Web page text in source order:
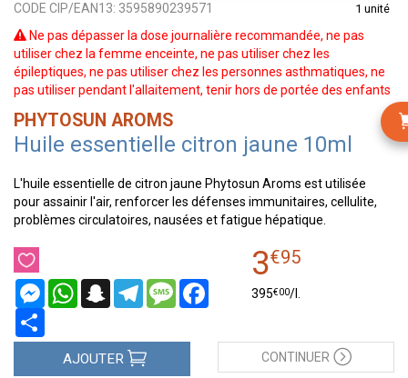
CODE CIP/EAN13: 3595890239571 1 unité
Ne pas dépasser la dose journalière recommandée, ne pas
utiliser chez la femme enceinte, ne pas utiliser chez les
épileptiques, ne pas utiliser chez les personnes asthmatiques, ne
pas utiliser pendant l'allaitement, tenir hors de portée des enfants
PHYTOSUN AROMS
Huile essentielle citron jaune 10ml
L'huile essentielle de citron jaune Phytosun Aroms est utilisée
pour assainir l'air, renforcer les défenses immunitaires, cellulite,
problèmes circulatoires, nausées et fatigue hépatique.
MessengerWhatsAppSnapchatTelegramMessageFacebook
3€95
395€00/
AJOUTER CONTINUER